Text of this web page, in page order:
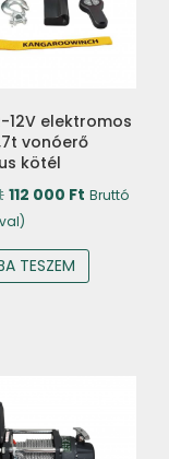
12V elektromos
vonóerő
kötél
Original
price
was:
117
112 000 FtCurrent
is:
Bruttó
TESZEM